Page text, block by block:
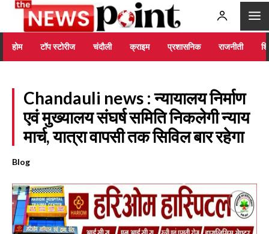
होम टॉप स्टोरीज चंदौली क्राइम प्रशासनिक राजनीती
Chandauli news : न्यायालय निर्माण
एवं मुख्यालय संघर्ष समिति निकलेगी न्याय
मार्च, यात्रा वापसी तक सिविल बार रहेगा
Blog